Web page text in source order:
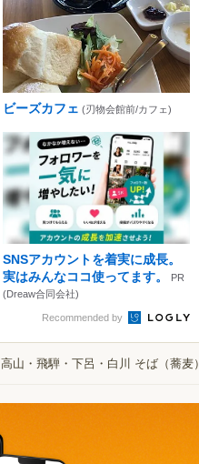
ビーズカフェ (刃物会館前/カフェ)
SNSアカウントを着実に成長。
実はみんなココ使ってます。
PR
(Dreaw合同会社)
Recommended by
高山・飛騨・下呂・白川 そば（蕎麦